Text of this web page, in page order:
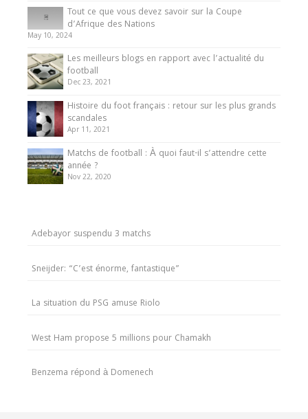
Tout ce que vous devez savoir sur la Coupe
d’Afrique des Nations
May 10, 2024
Les meilleurs blogs en rapport avec l’actualité du
football
Dec 23, 2021
Histoire du foot français : retour sur les plus grands
scandales
Apr 11, 2021
Matchs de football : À quoi faut-il s’attendre cette
année ?
Nov 22, 2020
Adebayor suspendu 3 matchs
Sneijder: “C’est énorme, fantastique”
La situation du PSG amuse Riolo
West Ham propose 5 millions pour Chamakh
Benzema répond à Domenech